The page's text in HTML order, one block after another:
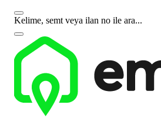
Kelime, semt veya ilan no ile ara...